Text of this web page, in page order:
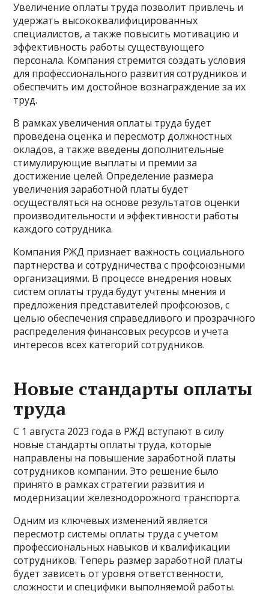
Увеличение оплаты труда позволит привлечь и
удержать высококвалифицированных
специалистов, а также повысить мотивацию и
эффективность работы существующего
персонала. Компания стремится создать условия
для профессионального развития сотрудников и
обеспечить им достойное вознаграждение за их
труд.
В рамках увеличения оплаты труда будет
проведена оценка и пересмотр должностных
окладов, а также введены дополнительные
стимулирующие выплаты и премии за
достижение целей. Определение размера
увеличения заработной платы будет
осуществляться на основе результатов оценки
производительности и эффективности работы
каждого сотрудника.
Компания РЖД признает важность социального
партнерства и сотрудничества с профсоюзными
организациями. В процессе внедрения новых
систем оплаты труда будут учтены мнения и
предложения представителей профсоюзов, с
целью обеспечения справедливого и прозрачного
распределения финансовых ресурсов и учета
интересов всех категорий сотрудников.
Новые стандарты оплаты
труда
С 1 августа 2023 года в РЖД вступают в силу
новые стандарты оплаты труда, которые
направлены на повышение заработной платы
сотрудников компании. Это решение было
принято в рамках стратегии развития и
модернизации железнодорожного транспорта.
Одним из ключевых изменений является
пересмотр системы оплаты труда с учетом
профессиональных навыков и квалификации
сотрудников. Теперь размер заработной платы
будет зависеть от уровня ответственности,
сложности и специфики выполняемой работы.